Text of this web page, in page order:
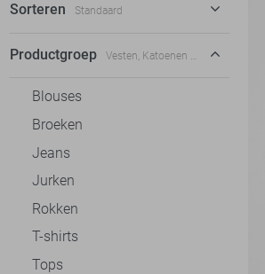
Sorteren Standaard
Standaard
Productgroep Vesten, Katoenen vesten
Blouses
Broeken
Jeans
Jurken
Rokken
T-shirts
Tops